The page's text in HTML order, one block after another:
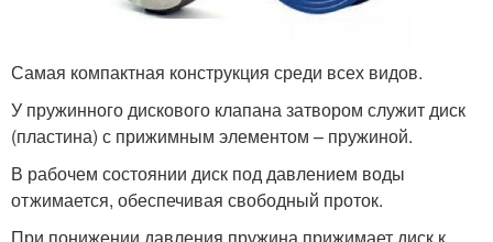
Самая компактная конструкция среди всех видов.
У пружинного дискового клапана затвором служит диск
(пластина) с прижимным элементом – пружиной.
В рабочем состоянии диск под давлением воды
отжимается, обеспечивая свободный проток.